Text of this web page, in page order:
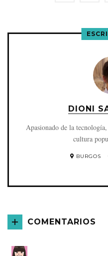
DIONI
Apasionado de la
cultura
BURGOS
COMENTARIOS